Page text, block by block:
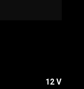
12 V